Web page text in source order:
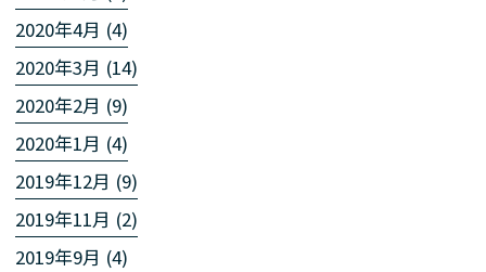
2020年4月 (4)
2020年3月 (14)
2020年2月 (9)
2020年1月 (4)
2019年12月 (9)
2019年11月 (2)
2019年9月 (4)